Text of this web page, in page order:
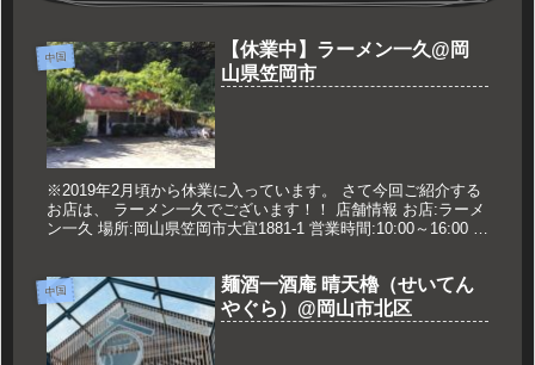
中国
【休業中】ラーメン一久@岡
山県笠岡市
※2019年2月頃から休業に入っています。 さて今回ご紹介する
お店は、 ラーメン一久でございます！！ 店舗情報 お店:ラーメ
ン一久 場所:岡山県笠岡市大宜1881-1 営業時間:10:00～16:00 定
中国
麺酒一酒庵 晴天櫓（せいてん
やぐら）@岡山市北区